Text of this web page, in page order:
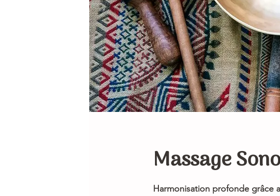
Massage
Harmonisation profonde grâce